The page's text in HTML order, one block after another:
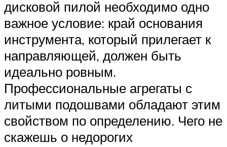
дисковой пилой необходимо одно
важное условие: край основания
инструмента, который прилегает к
направляющей, должен быть
идеально ровным.
Профессиональные агрегаты с
литыми подошвами обладают этим
свойством по определению. Чего не
скажешь о недорогих